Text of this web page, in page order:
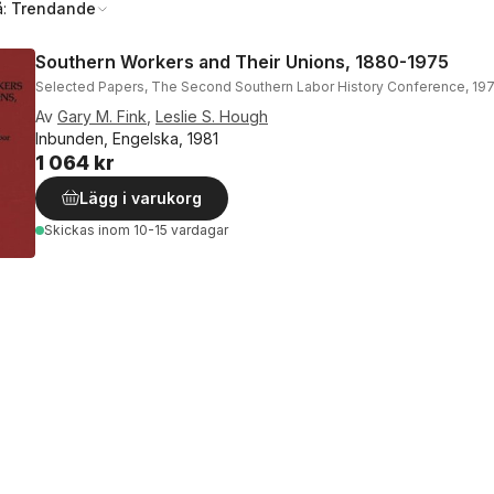
Trendande
Southern Workers and Their Unions, 1880-1975
Selected Papers, The Second Southern Labor History Conference,
Av Gary M. Fink Leslie S. Hough
Inbunden, Engelska, 1981
1 064 kr
Lägg i varukorg
Skickas inom 10-15 vardagar